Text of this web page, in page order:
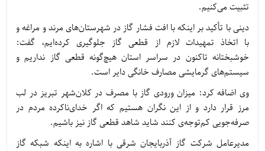
تثبیت می‌کنیم.
دینی با تأکید بر اینکه با افت فشار گاز در شهرستان‌های مرند و مراغه و
با اتخاذ تمهیدات لازم از قطعی گاز جلوگیری کرده‌ایم، گفت:
خوشبختانه تاکنون در سراسر استان هیچ‌گونه قطعی گاز نداریم و
سیستم‌های گرمایشی مصارف خانگی دایر است.
وی اضافه کرد: میزان ورودی گاز با مصرف در کلان‌شهر تبریز در لب
مرز قرار دارد و از این نگران هستیم که اگر خدای‌ناکرده مردم در
صرفه‌جویی کم‌توجه‌ی کنند شاید شاهد قطعی گاز نیز باشیم.
مدیرعامل شرکت گاز آذربایجان شرقی با اشاره به اینکه شبکه گاز